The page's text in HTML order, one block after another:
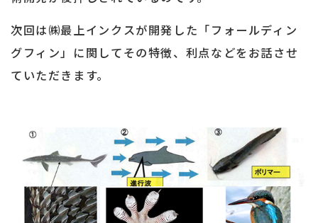
次回は㈱最上インクスが開発した「フォールディン
グフィン」に関してその特徴、利点などをお話させ
ていただきます。